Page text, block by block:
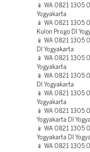
📱 WA 0821 1305
Yogyakarta
📱 WA 0821 1305
Kulon Progo DI
📱 WA 0821 1305
DI Yogyakarta
📱 WA 0821 1305
Yogyakarta
📱 WA 0821 1305
DI Yogyakarta
📱 WA 0821 1305
Yogyakarta
📱 WA 0821 1305
Yogyakarta DI
📱 WA 0821 1305
Yogyakarta DI
📱 WA 0821 1305